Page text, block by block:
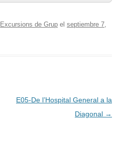
Excursions de Grup el septiembre 7,
E05-De l’Hospital General a la
Diagonal →